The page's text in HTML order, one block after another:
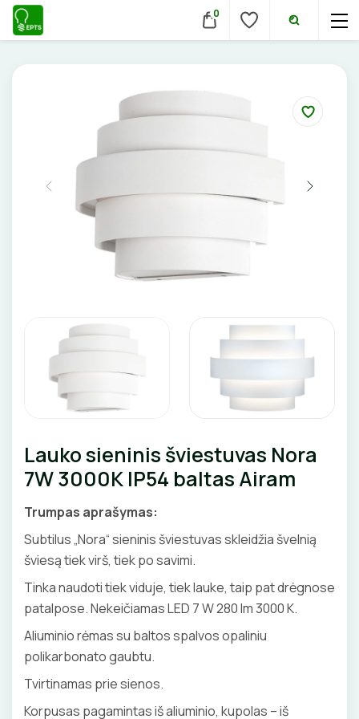
VIDAUS ŠVIESTUVAI
Lubiniai šviestuvai
Sieniniai šviestuvai
Pastatomi šviestuvai
Aukštų patalpų šviestuvai
Pirties apšvietimas
Augalų apšvietimas
LAUKO ŠVIESTUVAI
Lubiniai šviestuvai
Pakabinami šviestuvai
Sieniniai šviestuvai
Pastatomi šviestuvai, stulpeliai
Įmontuojami šviestuvai
Šviestuvai nuo judesio
Gatvių, parkų šviestuvai
APŠVIETIMO SISTEMOS
LED juostų profiliai, priedai
LED juostos
Bėginės apšvietimo sistemos
Magnetinės apšvietimo sistemos
LEMPOS IR KITI PRIEDAI
LED lempos
Tradicinės lempos
Maitinimo šaltiniai
Valdikliai, pulteliai
Judesio davikliai
JUNGIKLIAI, KIŠTUKINIAI LIZDAI
MONTAŽINĖS DĖŽUTĖS
VAMZDŽIAI, GOFROS
ĮKROVIMO SPRENDIMAI
Įkrovimo stotelės
Įkrovimo kabeliai
AUTOMATINIAI JUNGIKLIAI
ATSUKTUVAI
0
Lauko sieninis šviestuvas Nora
7W 3000K IP54 baltas Airam
Trumpas aprašymas:
Subtilus „Nora“ sieninis šviestuvas skleidžia švelnią
šviesą tiek virš, tiek po savimi.
Tinka naudoti tiek viduje, tiek lauke, taip pat drėgnose
patalpose. Nekeičiamas LED 7 W 280 lm 3000 K.
Aliuminio rėmas su baltos spalvos opaliniu
polikarbonato gaubtu.
Tvirtinamas prie sienos.
Korpusas pagamintas iš aliuminio, kupolas – iš